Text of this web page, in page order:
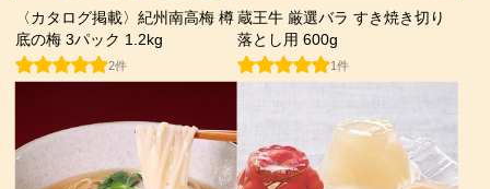
〈カタログ掲載〉紀州南高梅 樽
底の梅 3パック 1.2kg
2件
蔵王牛 厳選バラ すき焼き切り
落とし用 600g
1件